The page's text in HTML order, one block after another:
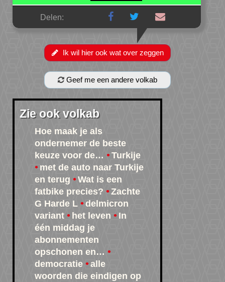
Delen:
Ik wil hier ook wat over zeggen
Geef me een andere volkab
Zie ook volkab
Hoe maak je als
ondernemer de beste
keuze voor de…
Turkije
met de auto naar Turkije
en terug
Wat is een
fatbike precies?
Zachte
G Harde L
delmicron
variant
het leven
In
één middag je
abonnementen
opschonen en…
democratie
alle
woorden die eindigen op